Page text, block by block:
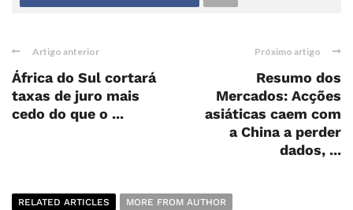
Artigo anterior
África do Sul cortará
taxas de juro mais
cedo do que o ...
Próximo artigo
Resumo dos
Mercados: Acções
asiáticas caem com
a China a perder
dados, ...
RELATED ARTICLES
MORE FROM AUTHOR